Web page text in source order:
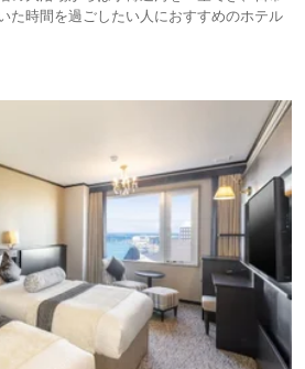
た時間を過ごしたい人におすすめのホテル